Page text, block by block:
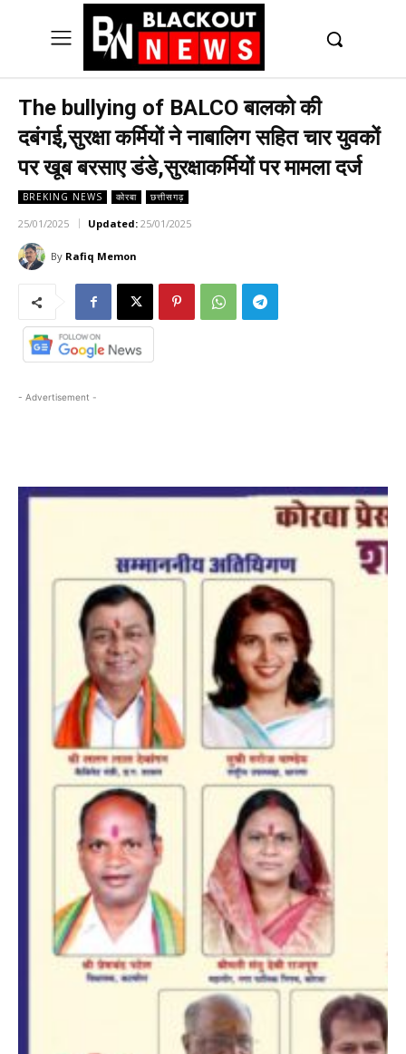
The bullying of BALCO बालको की
दबंगई,सुरक्षा कर्मियों ने नाबालिग सहित चार युवकों
पर खूब बरसाए डंडे,सुरक्षाकर्मियों पर मामला दर्ज
BREKING NEWS कोरबा छत्तीसगढ़
25/01/2025 Updated: 25/01/2025
By Rafiq Memon
- Advertisement -